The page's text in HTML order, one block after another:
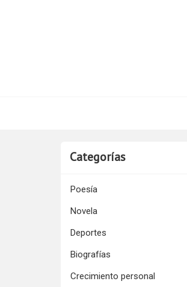
Categorías
Poesía
Novela
Deportes
Biografías
Crecimiento personal